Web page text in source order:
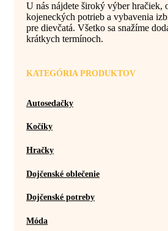
U nás nájdete široký výber hračiek,
kojeneckých potrieb a vybavenia
pre dievčatá. Všetko sa snažíme
krátkych termínoch.
KATEGÓRIA PRODUKTOV
Autosedačky
Kočíky
Hračky
Dojčenské oblečenie
Dojčenské potreby
Móda